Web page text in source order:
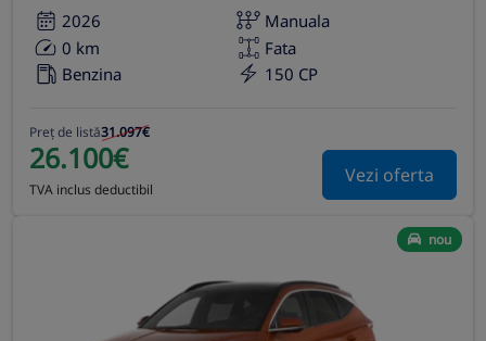
2026
Manuala
0 km
Fata
Benzina
150 CP
Preț de listă31.097€
26.100€
TVA inclus deductibil
Vezi oferta
nou